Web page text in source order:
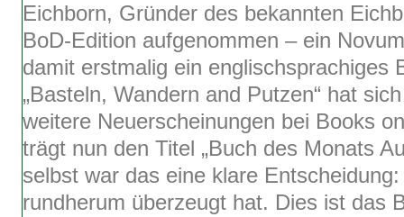
Eichborn, Gründer des bekannten
BoD-Edition aufgenommen – ein
damit erstmalig ein englischsprachiges
„Basteln, Wandern and Putzen“ hat
weitere Neuerscheinungen bei Books
trägt nun den Titel „Buch des Monats
selbst war das eine klare
rundherum überzeugt hat. Dies ist das